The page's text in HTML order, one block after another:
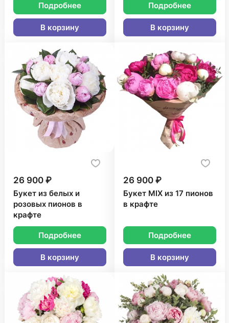
Подробнее
В корзину
Подробнее
В корзину
26 900 ₽
Букет из белых и
розовых пионов в
крафте
Подробнее
В корзину
26 900 ₽
Букет MIX из 17 пионов
в крафте
Подробнее
В корзину